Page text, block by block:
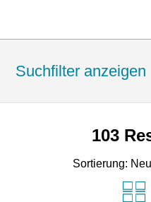
Suchfilter anzeigen
103
Sortierung: